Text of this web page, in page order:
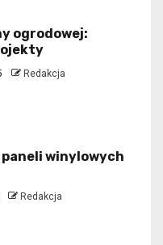
ogrodowej:
Redakcja
winylowych
Redakcja